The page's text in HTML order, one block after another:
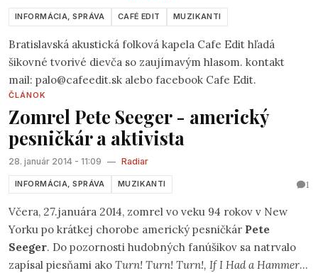
túžby po skúsenosti, sebapoznaní, cestovaní a stretávaní
sa s rôznymi zaujímavými ľudmi som si vymyslel nomádske
turné, kde by som rád ako pesničkár prezentoval svoje
piesne. Sám s gitarou, svoje texty, hudbu, myšlienky.
INFORMÁCIA, SPRÁVA CAFÉ EDIT MUZIKANTI
Bratislavská akustická folková kapela Cafe Edit hľadá
šikovné tvorivé dievča so zaujímavým hlasom. kontakt
mail: palo@cafeedit.sk alebo facebook Cafe Edit.
ČLÁNOK
Zomrel Pete Seeger - americký
pesničkár a aktivista
28. január 2014 - 11:09 — Radiar
INFORMÁCIA, SPRÁVA MUZIKANTI 1
Včera, 27.januára 2014, zomrel vo veku 94 rokov v New
Yorku po krátkej chorobe americký pesničkár Pete
Seeger. Do pozornosti hudobných fanúšikov sa natrvalo
zapísal piesňami ako Turn! Turn! Turn!, If I Had a Hammer,